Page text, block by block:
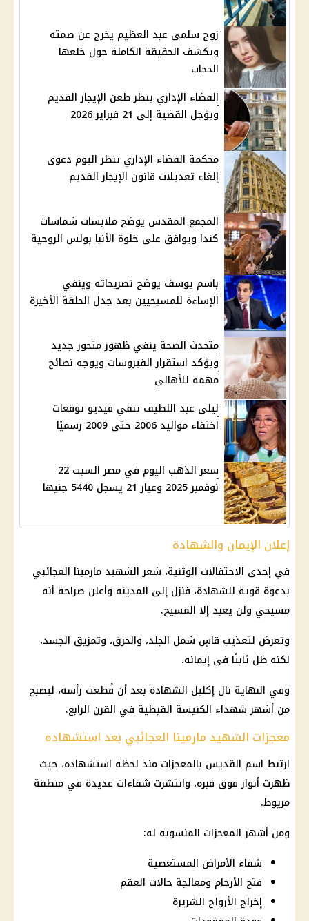
زوج سلمى عبد العظيم يخرج عن صمته
ويكشف الحقيقة الكاملة حول خلعها
الحجاب
القضاء الإداري ينظر طعن الإيجار القديم
ويؤجل القضية إلى 21 فبراير 2026
محكمة القضاء الإداري تنظر اليوم دعوى
إلغاء تعديلات قانون الإيجار القديم
المجمع المقدس يوضح ملابسات شماسات
كندا ويوافق على خلوة الأنبا بولس الروحية
باسم يوسف يوضح تصريحاته وينفي
الإساءة للمسيحيين بعد جدل الحلقة الأخيرة
متحدث الصحة ينفي ظهور متحور جديد
ويؤكد استقرار الفيروسات ويوجه نصائح
مهمة للأهالي
ليلى عبد اللطيف تنفي فيديو توقعات
اختفاء مواليد 2006 حتى 2009 رسميًا
سعر الذهب اليوم في مصر السبت 22
نوفمبر 2025 وعيار 21 يسجل 5440 جنيها
إعلان الإيمان والشهادة
في إحدى الاحتفالات الوثنية، شعر الشهيد مارمينا العجائبي
بدعوة قوية للشهادة، فنزل إلى المدينة وأعلن صراحة أنه
مسيحي ولن يعبد إلا المسيح.
وتعرض لتعذيب قاسٍ شمل الجلد، والحرق، وتمزيق الجسد،
لكنه ظل ثابتًا في إيمانه.
وفي النهاية نال إكليل الشهادة بعد أن قُطعت رأسه، ليصبح
من أشهر شهداء الكنيسة القبطية في القرن الرابع.
معجزات الشهيد مارمينا العجائبي بعد استشهاده
ارتبط اسم القديس بالمعجزات منذ لحظة استشهاده، حيث
ظهرت أنوار فوق قبره، وانتشرت شفاءات عديدة في منطقة
مريوط.
ومن أشهر المعجزات المنسوبة له:
شفاء الأمراض المستعصية
فتح الأرحام ومعالجة حالات العقم
إخراج الأرواح الشريرة